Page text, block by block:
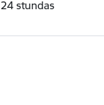
24 stundas